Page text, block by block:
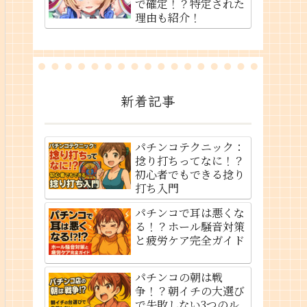
で確定！？特定された
理由も紹介！
新着記事
パチンコテクニック：
捻り打ちってなに！？
初心者でもできる捻り
打ち入門
パチンコで耳は悪くな
る！？ホール騒音対策
と疲労ケア完全ガイド
パチンコの朝は戦
争！？朝イチの大選び